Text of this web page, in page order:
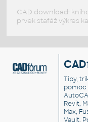
CAD download:
prvek stafáž výkres
CAD
Tipy,
pomoc
Revit,
Max,
Vault,